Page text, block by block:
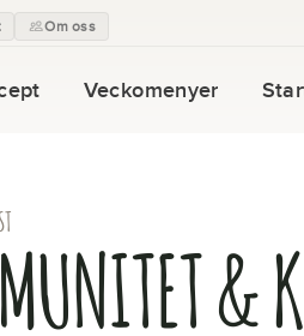
Om oss
Veckomenyer
&